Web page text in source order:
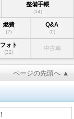
整備手帳
(14)
燃費
(2)
Q&A
(0)
フォト
(32)
中古車
ページの先頭へ ▲